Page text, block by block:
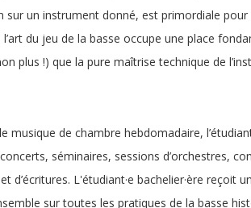
un instrument donné, est primordiale
du jeu de la basse occupe une place
plus !) que la pure maîtrise technique de
de chambre hebdomadaire,
séminaires, sessions d’orchestres,
L'étudiant·e bachelier·ère reçoit
sur toutes les pratiques de la basse